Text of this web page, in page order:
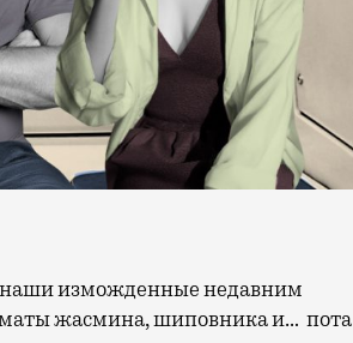
жасмина, шиповника и… пота